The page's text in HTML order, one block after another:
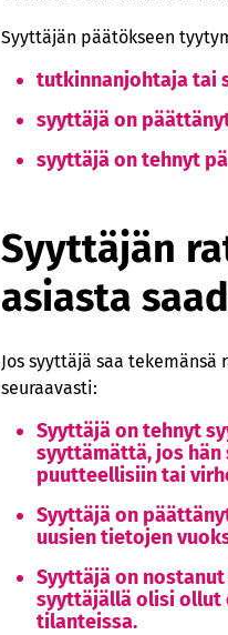
Syyttäjän päätökseen
tutkinnanjohtaja tai
syyttäjä on
syyttäjä on tehnyt
Syyttäjän
asiasta
Jos syyttäjä saa
seuraavasti:
Syyttäjä on tehnyt
syyttämättä, jos
puutteellisiin tai
Syyttäjä on
uusien tietojen
Syyttäjä on
syyttäjällä olisi ollut
tilanteissa.